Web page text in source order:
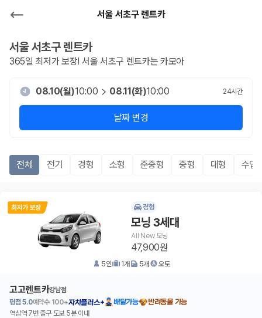
서울 서초구 렌트카
서울 서초구렌트카
365일 최저가 보장! 서울 서초구 렌트카는 카모아
08.10(월)10:00 08.11(화)10:00 24시간
날짜 변경
전체 전기 경형 소형 준중형 중형 대형 수입
경형
모닝 3세대
All New 모닝
47,900원
5인 1개 5개 오토
고고렌트카강남점
평점 5.0예약수 100+자차플러스+ 배달가능
반려동물 가능
역삼역 7번 출구 도보 5분 이내